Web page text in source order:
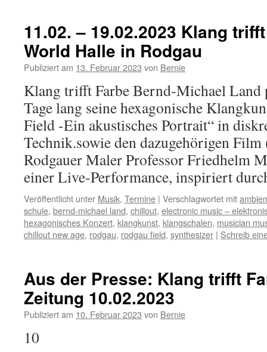
11.02. – 19.02.2023 Klang
World Halle in Rodgau
Publiziert am 13. Februar 2023 von Bernie
Klang trifft Farbe Bernd-Michael Land
Tage lang seine hexagonische
Field -Ein akustisches Portrait“ in
Technik.sowie den dazugehörigen
Rodgauer Maler Professor Friedhelm
einer Live-Performance, inspiriert
Veröffentlicht unter Musik, Termine | Verschlagwortet mit
schule, bernd-michael land, chillout, electronic music –
hexagonisches Konzert, klangkunst, klangschalen, musician
chillout new age, rodgau, rodgau field, synthesizer | Schreib
Aus der Presse: Klang trifft
Zeitung 10.02.2023
Publiziert am 10. Februar 2023 von Bernie
10